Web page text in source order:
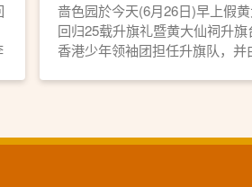
啬色园於今天(6月26日)早上假
回归25载升旗礼暨黄大仙祠升
香港少年领袖团担任升旗队，并